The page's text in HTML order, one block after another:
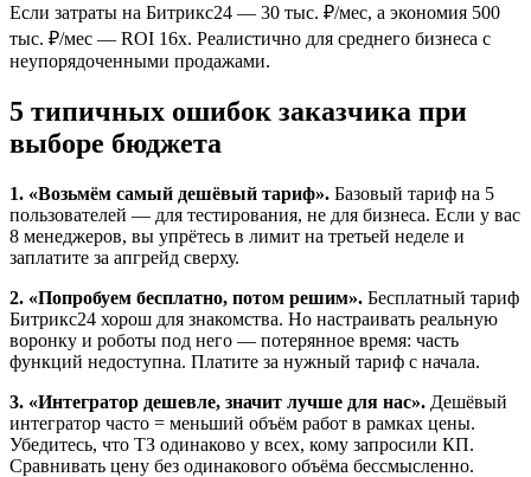
Если затраты на Битрикс24 — 30 тыс. ₽/мес, а экономия 500
тыс. ₽/мес — ROI 16x. Реалистично для среднего бизнеса с
неупорядоченными продажами.
5 типичных ошибок заказчика при
выборе бюджета
1. «Возьмём самый дешёвый тариф». Базовый тариф на 5
пользователей — для тестирования, не для бизнеса. Если у вас
8 менеджеров, вы упрётесь в лимит на третьей неделе и
заплатите за апгрейд сверху.
2. «Попробуем бесплатно, потом решим». Бесплатный тариф
Битрикс24 хорош для знакомства. Но настраивать реальную
воронку и роботы под него — потерянное время: часть
функций недоступна. Платите за нужный тариф с начала.
3. «Интегратор дешевле, значит лучше для нас». Дешёвый
интегратор часто = меньший объём работ в рамках цены.
Убедитесь, что ТЗ одинаково у всех, кому запросили КП.
Сравнивать цену без одинакового объёма бессмысленно.